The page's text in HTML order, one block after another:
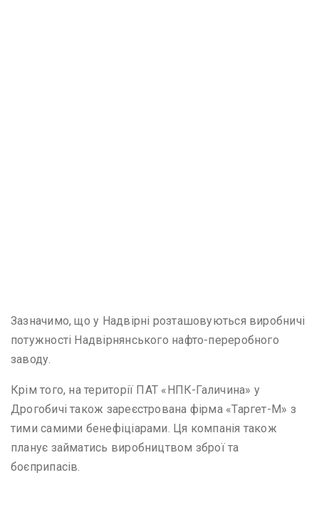
Зазначимо, що у Надвірні розташовуються виробничі
потужності Надвірнянського нафто-переробного
заводу.
Крім того, на території ПАТ «НПК-Галичина» у
Дрогобичі також зареєстрована фірма «Таргет-М» з
тими самими бенефіціарами. Ця компанія також
планує займатись виробництвом зброї та
боєприпасів.